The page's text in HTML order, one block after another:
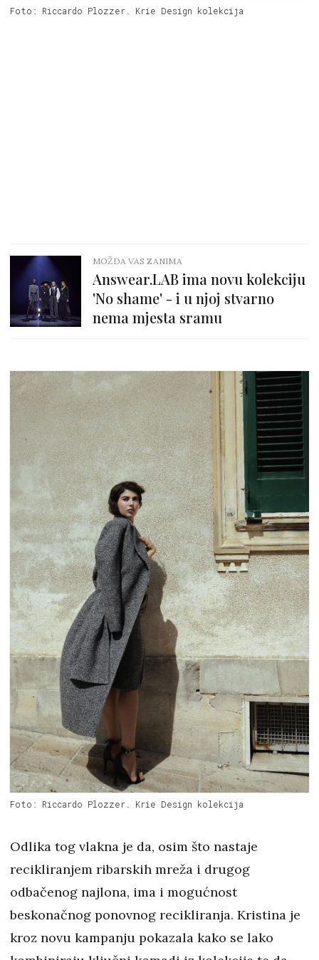
Foto: Riccardo Plozzer. Krie Design kolekcija
MOŽDA VAS ZANIMA
Answear.LAB ima novu kolekciju
'No shame' - i u njoj stvarno
nema mjesta sramu
Foto: Riccardo Plozzer. Krie Design kolekcija
Odlika tog vlakna je da, osim što nastaje
recikliranjem ribarskih mreža i drugog
odbačenog najlona, ima i mogućnost
beskonačnog ponovnog recikliranja. Kristina je
kroz novu kampanju pokazala kako se lako